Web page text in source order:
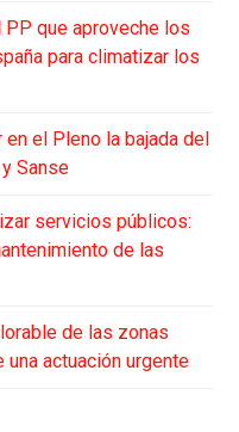
PP que aproveche los
para climatizar los
el Pleno la bajada del
Sanse
servicios públicos:
de las
de las zonas
actuación urgente